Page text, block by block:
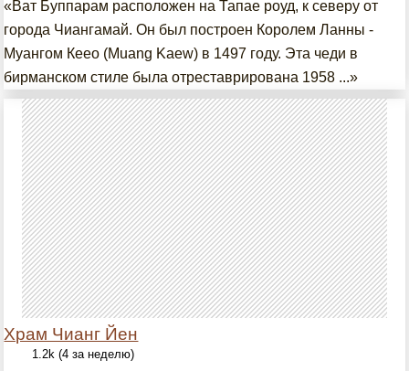
«Ват Буппарам расположен на Тапае роуд, к северу от
города Чиангамай. Он был построен Королем Ланны -
Муангом Кеео (Muang Kaew) в 1497 году. Эта чеди в
бирманском стиле была отреставрирована 1958 ...»
Храм Чианг Йен
1.2k (4 за неделю)